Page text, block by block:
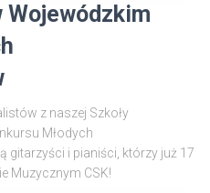
Wojewódzkim
z naszej Szkoły
Młodych
gitarzyści i pianiści, którzy już 17
Muzycznym CSK!